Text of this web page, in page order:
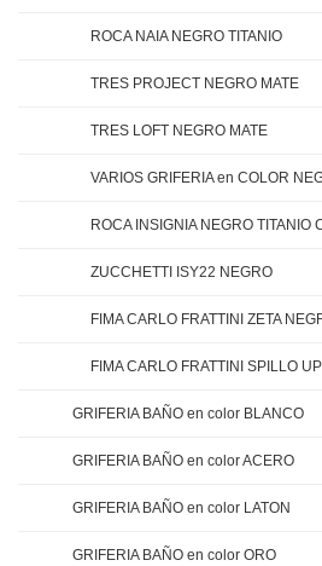
ROCA NAIA NEGRO TITANIO
TRES PROJECT NEGRO MATE
TRES LOFT NEGRO MATE
VARIOS GRIFERIA en COLOR
ROCA INSIGNIA NEGRO TITANIO
ZUCCHETTI ISY22 NEGRO
FIMA CARLO FRATTINI ZETA
FIMA CARLO FRATTINI SPILLO
GRIFERIA BAÑO en color BLANCO
GRIFERIA BAÑO en color ACERO
GRIFERIA BAÑO en color LATON
GRIFERIA BAÑO en color ORO